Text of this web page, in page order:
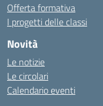
Offerta formativa
I progetti delle classi
Novità
Le notizie
Le circolari
Calendario eventi